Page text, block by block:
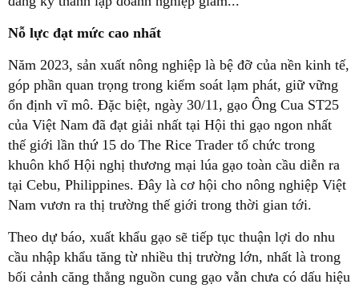
Nỗ lực đạt mức cao nhất
Năm 2023, sản xuất nông nghiệp là bệ đỡ của nền kinh tế,
góp phần quan trọng trong kiểm soát lạm phát, giữ vững
ổn định vĩ mô. Đặc biệt, ngày 30/11, gạo Ông Cua ST25
của Việt Nam đã đạt giải nhất tại Hội thi gạo ngon nhất
thế giới lần thứ 15 do The Rice Trader tổ chức trong
khuôn khổ Hội nghị thương mại lúa gạo toàn cầu diễn ra
tại Cebu, Philippines. Đây là cơ hội cho nông nghiệp Việt
Nam vươn ra thị trường thế giới trong thời gian tới.
Theo dự báo, xuất khẩu gạo sẽ tiếp tục thuận lợi do nhu
cầu nhập khẩu tăng từ nhiều thị trường lớn, nhất là trong
bối cảnh căng thẳng nguồn cung gạo vẫn chưa có dấu hiệu